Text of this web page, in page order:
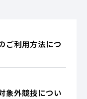
締め切り
大会 締め切り
いただきます。
ご利用方法につ
象外競技につい